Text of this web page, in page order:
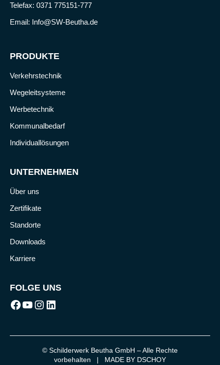
Telefax: 0371 775151-777
Email: Info@SW-Beutha.de
PRODUKTE
Verkehrstechnik
Wegeleitsysteme
Werbetechnik
Kommunalbedarf
Individuallösungen
UNTERNEHMEN
Über uns
Zertifikate
Standorte
Downloads
Karriere
FOLGE UNS
Facebook
Youtube
Instagram
LinkedIn
© Schilderwerk Beutha GmbH – Alle Rechte
vorbehalten | MADE BY DSCHOY